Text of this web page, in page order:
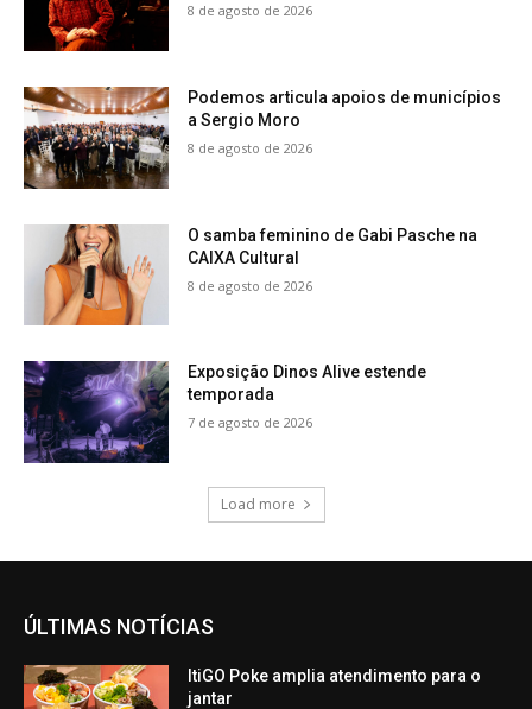
8 de agosto de 2026
Podemos articula apoios de municípios
a Sergio Moro
8 de agosto de 2026
O samba feminino de Gabi Pasche na
CAIXA Cultural
8 de agosto de 2026
Exposição Dinos Alive estende
temporada
7 de agosto de 2026
Load more
ÚLTIMAS NOTÍCIAS
ItiGO Poke amplia atendimento para o
jantar